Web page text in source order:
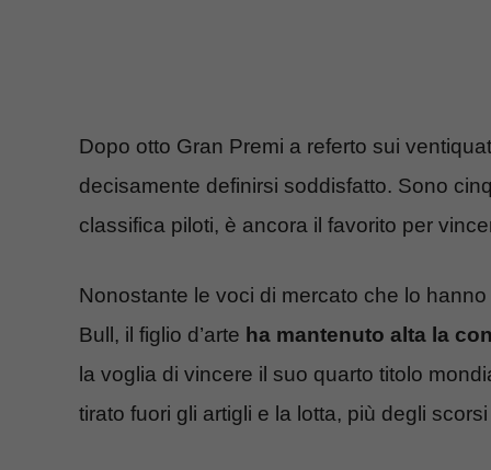
Dopo otto Gran Premi a referto sui
decisamente definirsi soddisfatto. Sono
classifica piloti, è ancora il favorito per
Nonostante le voci di mercato che lo
Bull, il figlio d’arte ha mantenuto alta la
la voglia di vincere il suo quarto titolo
tirato fuori gli artigli e la lotta, più degli